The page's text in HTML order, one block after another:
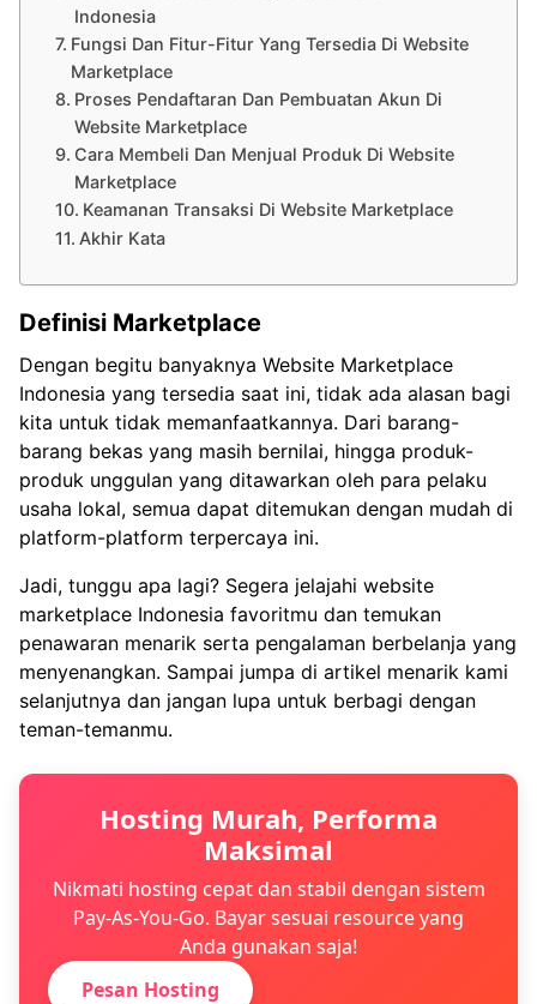
Indonesia
Fungsi Dan Fitur-Fitur Yang Tersedia Di Website
Marketplace
Proses Pendaftaran Dan Pembuatan Akun Di
Website Marketplace
Cara Membeli Dan Menjual Produk Di Website
Marketplace
Keamanan Transaksi Di Website Marketplace
Akhir Kata
Definisi Marketplace
Dengan begitu banyaknya Website Marketplace
Indonesia yang tersedia saat ini, tidak ada alasan bagi
kita untuk tidak memanfaatkannya. Dari barang-
barang bekas yang masih bernilai, hingga produk-
produk unggulan yang ditawarkan oleh para pelaku
usaha lokal, semua dapat ditemukan dengan mudah di
platform-platform terpercaya ini.
Jadi, tunggu apa lagi? Segera jelajahi website
marketplace Indonesia favoritmu dan temukan
penawaran menarik serta pengalaman berbelanja yang
menyenangkan. Sampai jumpa di artikel menarik kami
selanjutnya dan jangan lupa untuk berbagi dengan
teman-temanmu.
Hosting Murah, Performa
Maksimal
Nikmati hosting cepat dan stabil dengan sistem
Pay-As-You-Go. Bayar sesuai resource yang
Anda gunakan saja!
Pesan Hosting